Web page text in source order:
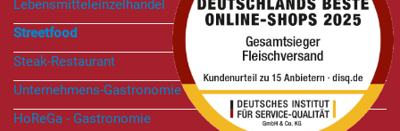
Lebensmitteleinzelhandel
Streetfood
Steak-Restaurant
Unternehmens-Gastronomie
HoReGa - Gastronomie